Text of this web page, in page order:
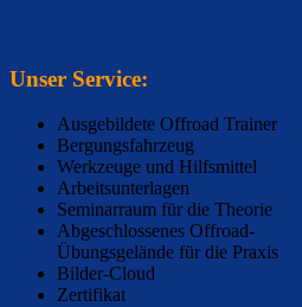
Unser Service:
Ausgebildete Offroad Trainer
Bergungsfahrzeug
Werkzeuge und Hilfsmittel
Arbeitsunterlagen
Seminarraum für die Theorie
Abgeschlossenes Offroad-
Übungsgelände für die Praxis
Bilder-Cloud
Zertifikat